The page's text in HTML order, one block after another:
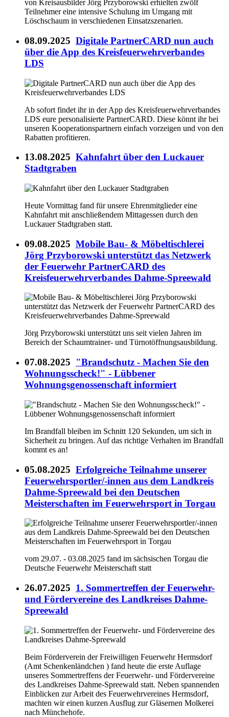
von Kreisausbilder Jörg Przyborowski erhielten zwölf
Teilnehmer eine intensive Schulung im Umgang mit
Löschschaum in verschiedenen Einsatzszenarien.
08.09.2025 Digitale PartnerCARD nun auch
über die App des Kreisfeuerwehrverbandes
LDS
Ab sofort findet ihr in der App des Kreisfeuerwehrverbandes
LDS eure personalisierte PartnerCARD. Diese könnt ihr bei
unseren Kooperationspartnern einfach vorzeigen und von den
Rabatten profitieren.
13.08.2025 Kahnfahrt über den Luckauer
Stadtgraben
Heute Vormittag fand für unsere Ehrenmitglieder eine
Kahnfahrt mit anschließendem Mittagessen durch den
Luckauer Stadtgraben statt.
09.08.2025 Mobile Bau- & Möbeltischlerei
Jörg Przyborowski unterstützt das Netzwerk
der Feuerwehr PartnerCARD des
Kreisfeuerwehrverbandes Dahme-Spreewald
Jörg Przyborowski unterstützt uns seit vielen Jahren im
Bereich der Schaumtrainer- und Türnotöffnungsausbildung.
07.08.2025
"Brandschutz - Machen Sie den
Wohnungsscheck!" - Lübbener
Wohnungsgenossenschaft informiert
Im Brandfall bleiben im Schnitt 120 Sekunden, um sich in
Sicherheit zu bringen. Auf das richtige Verhalten im Brandfall
kommt es an!
05.08.2025 Erfolgreiche Teilnahme unserer
Feuerwehrsportler/-innen aus dem Landkreis
Dahme-Spreewald bei den Deutschen
Meisterschaften im Feuerwehrsport in Torgau
vom 29.07. - 03.08.2025 fand im sächsischen Torgau die
Deutsche Feuerwehr Meisterschaft statt
26.07.2025 1. Sommertreffen der Feuerwehr-
und Fördervereine des Landkreises Dahme-
Spreewald
Beim Förderverein der Freiwilligen Feuerwehr Hermsdorf
(Amt Schenkenländchen ) fand heute die erste Auflage
unseres Sommertreffens der Feuerwehr- und Fördervereine
des Landkreises Dahme-Spreewald statt. Neben spannenden
Einblicken zur Arbeit des Feuerwehrvereines Hermsdorf,
machten wir einen kurzen Ausflug zur Gläsernen Molkerei
nach Münchehofe.